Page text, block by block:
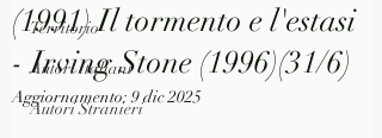
Territorio
Autori Italiani
Autori Stranieri
(1991) Il tormento e l'estasi
- Irving Stone (1996)(31/6)
Aggiornamento:9 dic 2025